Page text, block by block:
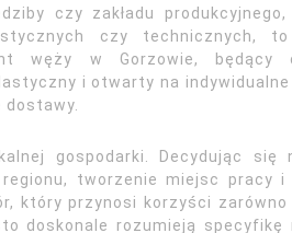
czy zakładu
czy technicznych,
węży w Gorzowie, będący
i otwarty na
gospodarki. Decydując się
tworzenie miejsc pracy i
który przynosi korzyści
doskonale rozumieją specyfikę